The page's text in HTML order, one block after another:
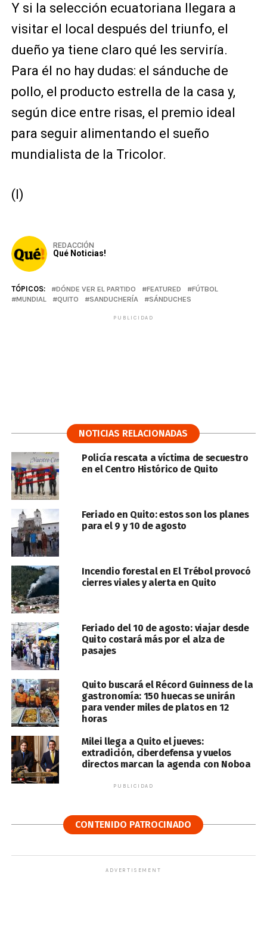
Y si la selección ecuatoriana llegara a
visitar el local después del triunfo, el
dueño ya tiene claro qué les serviría.
Para él no hay dudas: el sánduche de
pollo, el producto estrella de la casa y,
según dice entre risas, el premio ideal
para seguir alimentando el sueño
mundialista de la Tricolor.
(I)
REDACCIÓN
Qué Noticias!
TÓPICOS: DÓNDE VER EL PARTIDO FEATURED
FÚTBOL
MUNDIAL
QUITO SANDUCHERÍA SÁNDUCHES
PUBLICIDAD
NOTICIAS RELACIONADAS
Policía rescata a víctima de secuestro
en el Centro Histórico de Quito
Feriado en Quito: estos son los planes
para el 9 y 10 de agosto
Incendio forestal en El Trébol provocó
cierres viales y alerta en Quito
Feriado del 10 de agosto: viajar desde
Quito costará más por el alza de
pasajes
Quito buscará el Récord Guinness de la
gastronomía: 150 huecas se unirán
para vender miles de platos en 12
horas
Milei llega a Quito el jueves:
extradición, ciberdefensa y vuelos
directos marcan la agenda con Noboa
PUBLICIDAD
CONTENIDO PATROCINADO
ADVERTISEMENT